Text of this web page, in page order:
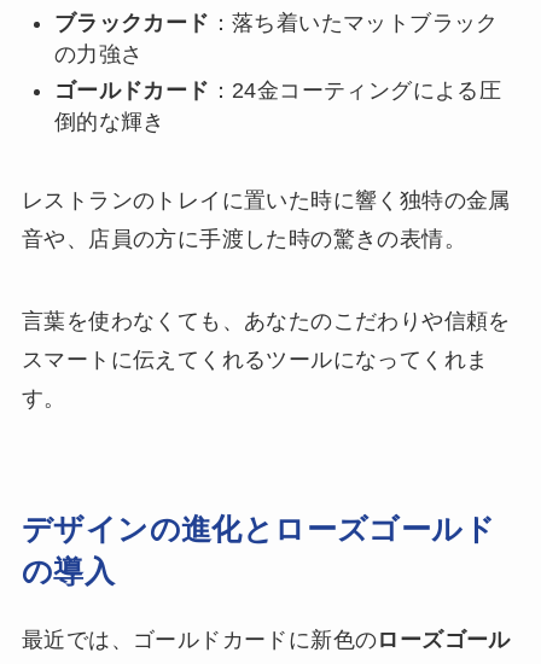
ブラックカード ：落ち着いたマットブラック
の力強さ
ゴールドカード ：24金コーティングによる圧
倒的な輝き
レストランのトレイに置いた時に響く独特の金属
音や、店員の方に手渡した時の驚きの表情。
言葉を使わなくても、あなたのこだわりや信頼を
スマートに伝えてくれるツールになってくれま
す。
デザインの進化とローズゴールド
の導入
最近では、ゴールドカードに新色のローズゴール